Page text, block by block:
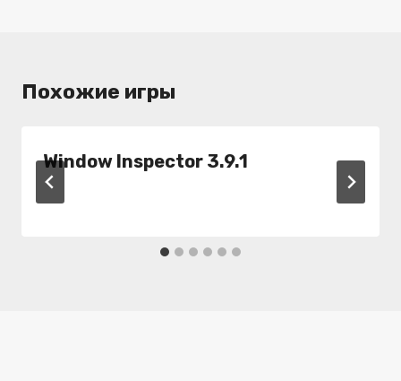
Похожие игры
Window Inspector 3.9.1